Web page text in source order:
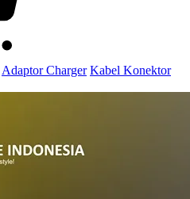
Adaptor Charger Kabel Konektor